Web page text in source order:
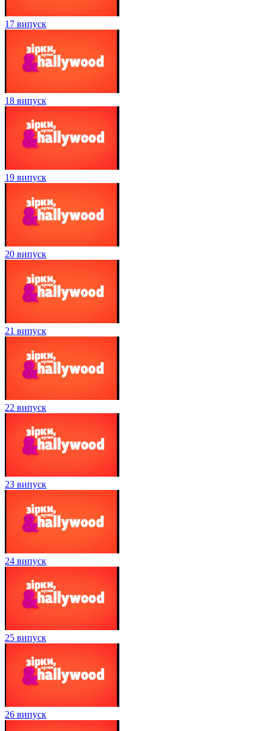
17 випуск
18 випуск
19 випуск
20 випуск
21 випуск
22 випуск
23 випуск
24 випуск
25 випуск
26 випуск